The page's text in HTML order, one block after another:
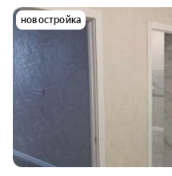
новостройка